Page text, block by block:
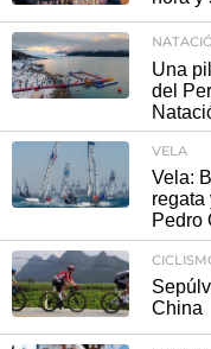
Una
del
VELA
Vela:
regata
Pedro
China